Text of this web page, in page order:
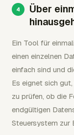
Über
Ein Tool für
einen einzelnen
einfach sind und
Es eignet sich
zu prüfen, ob die
endgültigen
Steuersystem zur